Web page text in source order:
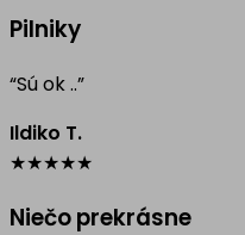
Pilniky
“Sú ok ..”
Ildiko T.
★★★★★
Niečo prekrásne